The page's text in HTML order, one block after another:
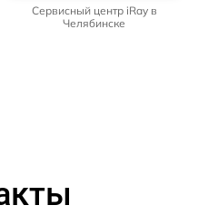
Сервисный центр iRay в
Челябинске